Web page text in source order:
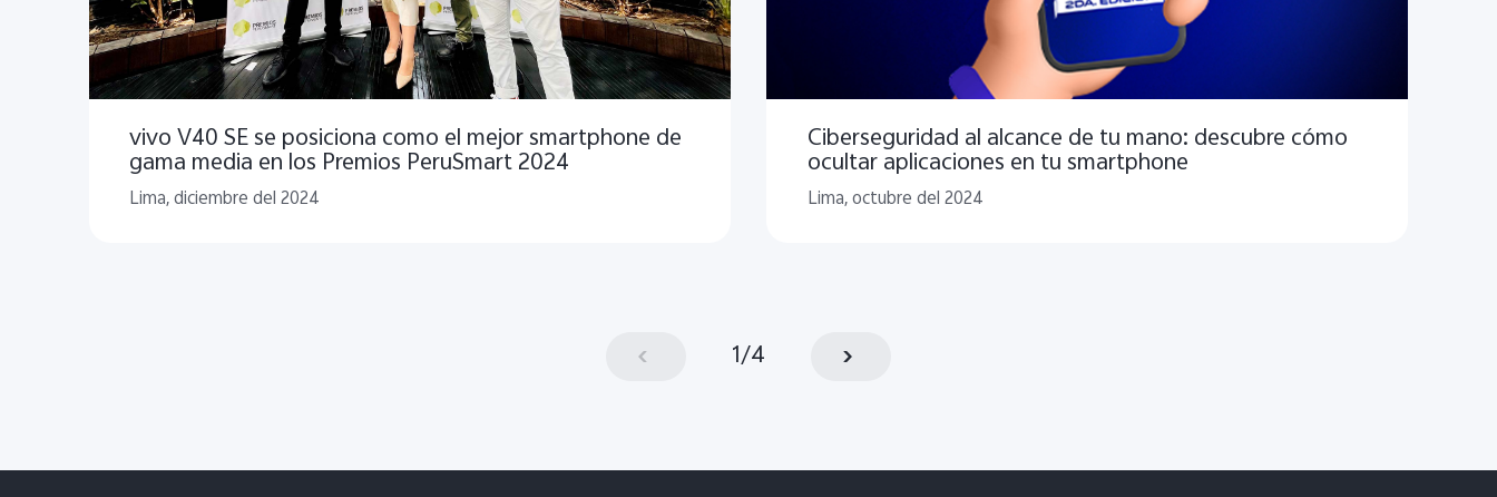
vivo V40 SE se posiciona como el mejor smartphone de
gama media en los Premios PeruSmart 2024
Lima, diciembre del 2024
Ciberseguridad al alcance de tu mano: descubre cómo
ocultar aplicaciones en tu smartphone
Lima, octubre del 2024
1/4